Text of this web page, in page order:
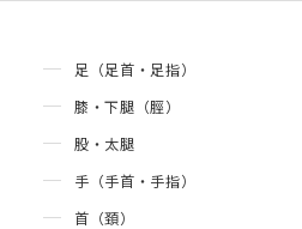
足（足首・足指）
膝・下腿（脛）
股・太腿
手（手首・手指）
首（頚）